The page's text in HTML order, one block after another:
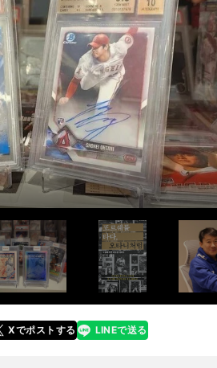
Xでポストする
line LINEで送る